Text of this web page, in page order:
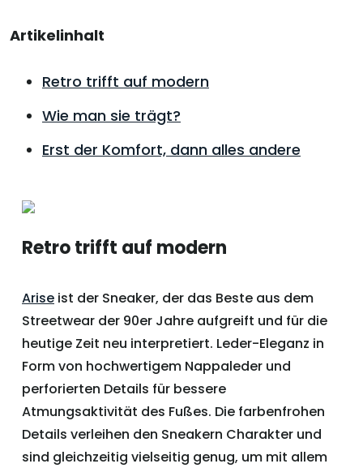
Artikelinhalt
Retro trifft auf modern
Wie man sie trägt?
Erst der Komfort, dann alles andere
Retro trifft auf modern
Arise ist der Sneaker, der das Beste aus dem
Streetwear der 90er Jahre aufgreift und für die
heutige Zeit neu interpretiert. Leder-Eleganz in
Form von hochwertigem Nappaleder und
perforierten Details für bessere
Atmungsaktivität des Fußes. Die farbenfrohen
Details verleihen den Sneakern Charakter und
sind gleichzeitig vielseitig genug, um mit allem